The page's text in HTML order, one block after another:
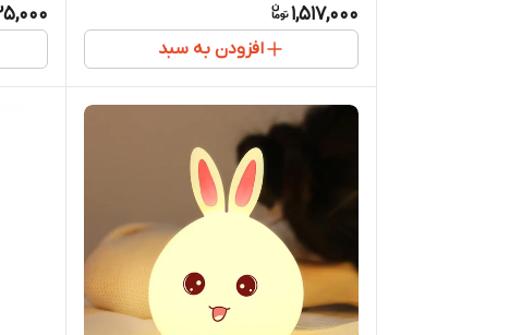
1,517,000
افزودن به سبد